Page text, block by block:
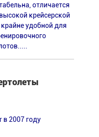
отличается
крейсерской
удобной для
в 2007 году